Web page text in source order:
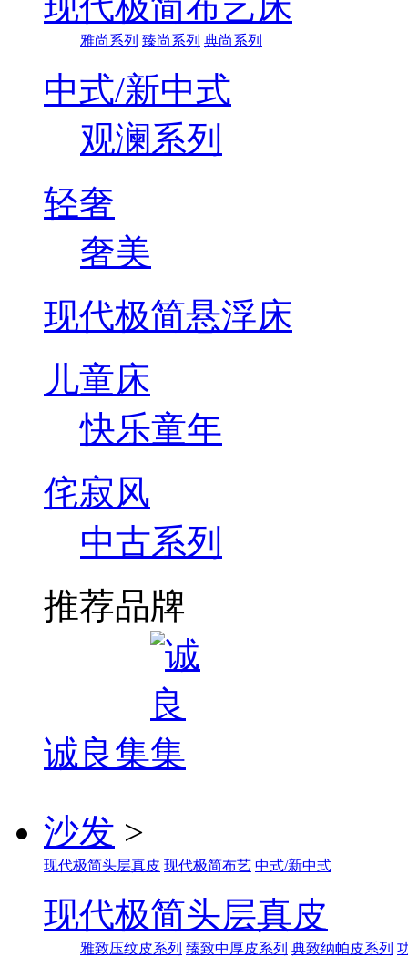
雅尚系列 臻尚系列 典尚系列
中式/新中式
观澜系列
轻奢
奢美
现代极简悬浮床
儿童床
快乐童年
侘寂风
中古系列
推荐品牌
诚良集
沙发 >
现代极简头层真皮 现代极简布艺 中式/新中式
现代极简头层真皮
雅致压纹皮系列 臻致中厚皮系列 典致纳帕皮系列